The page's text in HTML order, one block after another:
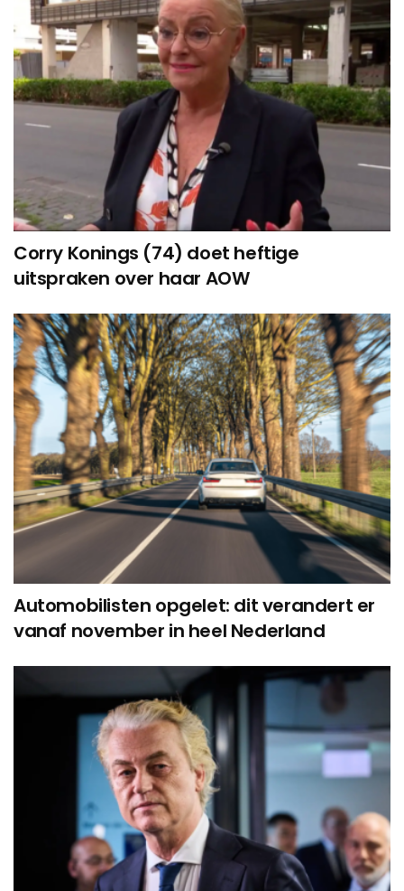
Corry Konings (74) doet heftige
uitspraken over haar AOW
Automobilisten opgelet: dit verandert er
vanaf november in heel Nederland